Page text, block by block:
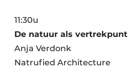
11:30u
De natuur als vertrekpunt
Anja Verdonk
Natrufied Architecture